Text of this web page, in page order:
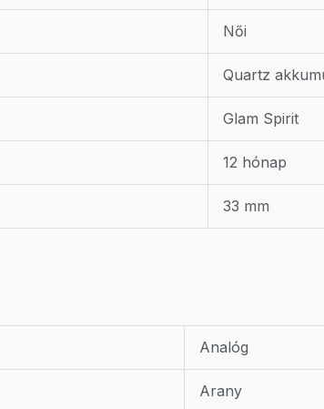
Női
Quartz
Glam Spirit
12 hónap
33 mm
Analóg
Arany